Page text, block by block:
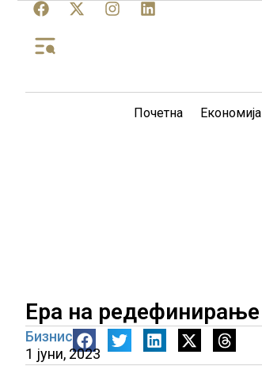
Почетна Економија
Ера на редефинирање
Бизнис
1 јуни, 2023